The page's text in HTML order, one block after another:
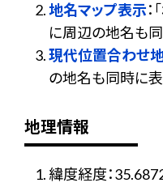
地名マップ表示
に周辺の地名も同
現代位置合わせ
の地名も同時に表
地理情報
緯度経度：